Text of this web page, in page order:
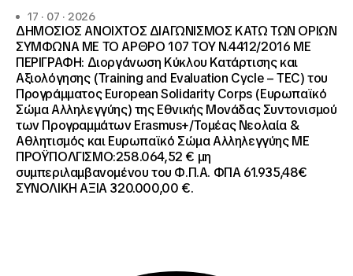
17 · 07 · 2026
ΔΗΜΟΣΙΟΣ ΑΝΟΙΧΤΟΣ ΔΙΑΓΩΝΙΣΜΟΣ ΚΑΤΩ ΤΩΝ ΟΡΙΩΝ
ΣΥΜΦΩΝΑ ΜΕ ΤΟ ΑΡΘΡΟ 107 ΤΟΥ Ν.4412/2016 ΜΕ
ΠΕΡΙΓΡΑΦΗ: Διοργάνωση Κύκλου Κατάρτισης και
Αξιολόγησης (Training and Evaluation Cycle – TEC) του
Προγράμματος European Solidarity Corps (Ευρωπαϊκό
Σώμα Αλληλεγγύης) της Εθνικής Μονάδας Συντονισμού
των Προγραμμάτων Erasmus+/Τομέας Νεολαία &
Αθλητισμός και Ευρωπαϊκό Σώμα Αλληλεγγύης ΜΕ
ΠΡΟΫΠΟΛΓΙΣΜΟ:258.064,52 € μη
συμπεριλαμβανομένου του Φ.Π.Α. ΦΠΑ 61.935,48€
ΣΥΝΟΛΙΚΗ ΑΞΙΑ 320.000,00 €.